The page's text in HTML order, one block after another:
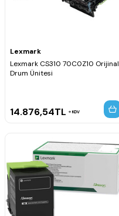
Lexmark
Lexmark CS310 70C0Z10 Orijinal
Drum Ünitesi
14.876,54TL KDV